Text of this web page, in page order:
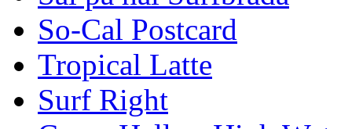
So-Cal Postcard
Tropical Latte
Surf Right